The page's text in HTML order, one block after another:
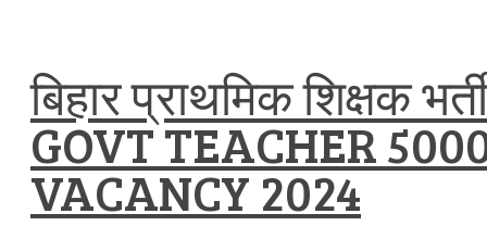
बिहार प्राथमिक शिक्षक
GOVT TEACHER
VACANCY 2024